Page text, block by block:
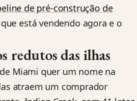
de pré-construção de
está vendendo agora e o
redutos das ilhas
Miami quer um nome na
atraem um comprador